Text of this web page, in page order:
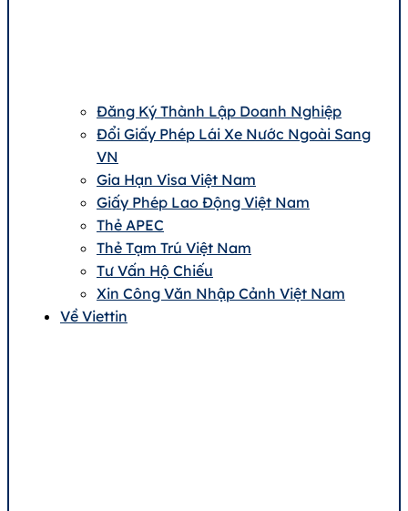
Đăng Ký Thành Lập Doanh Nghiệp
Đổi Giấy Phép Lái Xe Nước Ngoài Sang
VN
Gia Hạn Visa Việt Nam
Giấy Phép Lao Động Việt Nam
Thẻ APEC
Thẻ Tạm Trú Việt Nam
Tư Vấn Hộ Chiếu
Xin Công Văn Nhập Cảnh Việt Nam
Về Viettin